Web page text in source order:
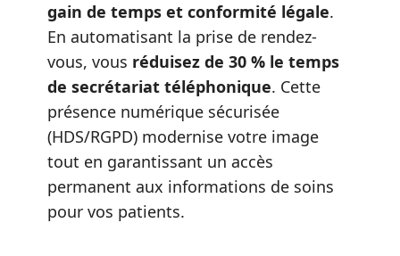
gain de temps et conformité légale.
En automatisant la prise de rendez-
vous, vous réduisez de 30 % le temps
de secrétariat téléphonique. Cette
présence numérique sécurisée
(HDS/RGPD) modernise votre image
tout en garantissant un accès
permanent aux informations de soins
pour vos patients.